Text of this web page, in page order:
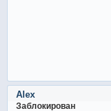
Alex
Заблокирован